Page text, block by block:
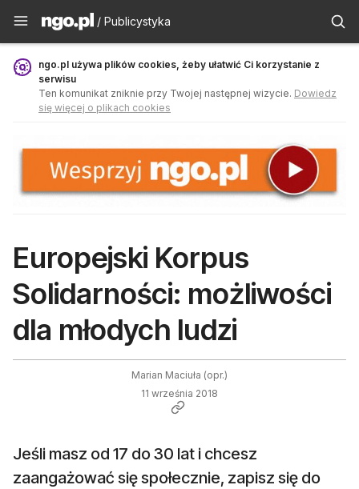
Publicystyka - ngo.pl
/ Publicystyka
ngo.pl używa plików cookies, żeby ułatwić Ci korzystanie z
serwisu
Ten komunikat zniknie przy Twojej następnej wizycie. Dowiedz
się więcej o plikach cookies
Europejski Korpus
Solidarności: możliwości
dla młodych ludzi
Marian Maciuła (opr.)
11 września 2018
Jeśli masz od 17 do 30 lat i chcesz
zaangażować się społecznie, zapisz się do